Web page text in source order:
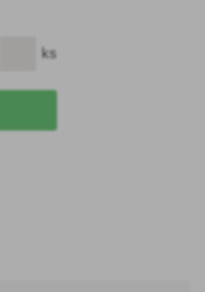
ks